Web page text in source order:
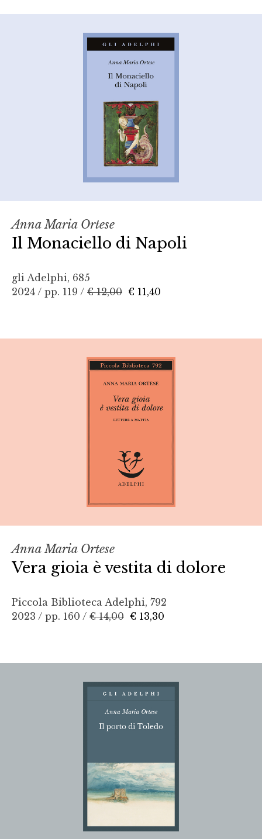
Anna Maria Ortese
Il Monaciello di Napoli
gli Adelphi, 685
2024 / pp. 119 / € 12,00 € 11,40
Anna Maria Ortese
Vera gioia è vestita di dolore
Piccola Biblioteca Adelphi, 792
2023 / pp. 160 / € 14,00 € 13,30